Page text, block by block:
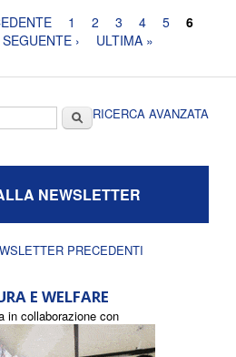
1 2 3 4 5
6
SEGUENTE › ULTIMA »
CercaRICERCA AVANZATA
NEWSLETTER
PRECEDENTI
E WELFARE
in collaborazione con